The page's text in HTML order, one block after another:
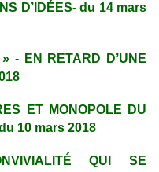
D’IDÉES- du 14 mars
- EN RETARD D’UNE
ET MONOPOLE DU
10 mars 2018
QUI SE